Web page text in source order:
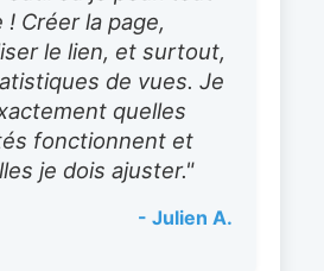
! Créer la page,
le lien, et surtout,
de vues. Je
quelles
fonctionnent et
je dois ajuster."
- Julien A.